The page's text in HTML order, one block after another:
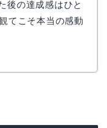
後の達成感はひと
てこそ本当の感動